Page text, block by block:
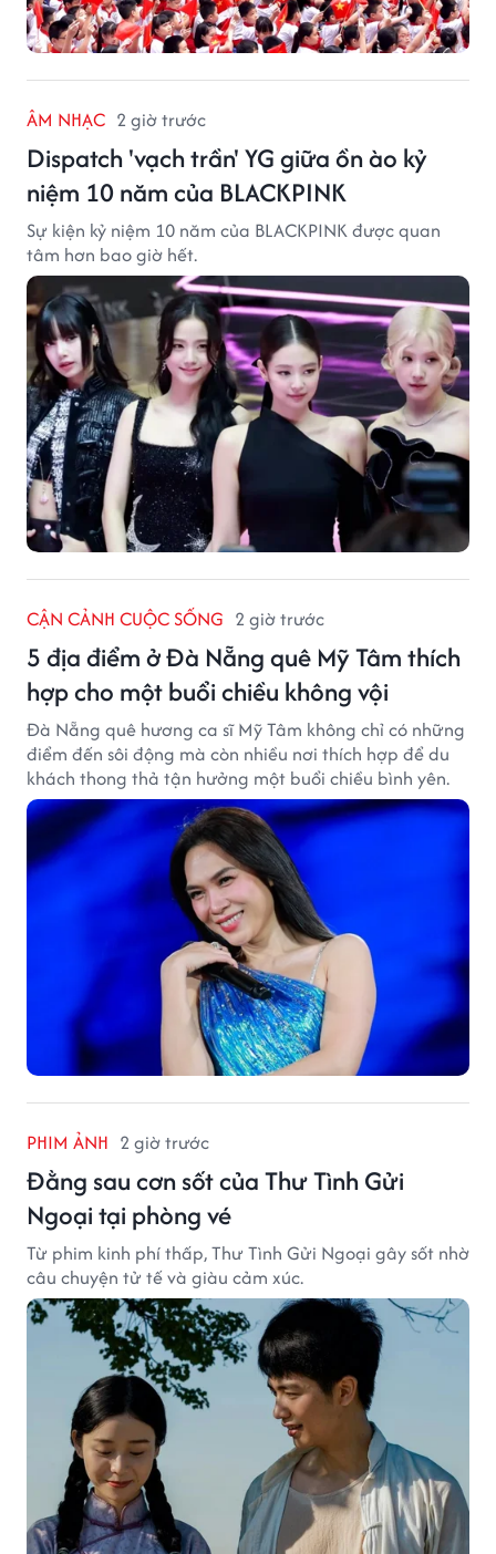
ÂM NHẠC 2 giờ trước
Dispatch 'vạch trần' YG giữa ồn ào kỷ
niệm 10 năm của BLACKPINK
Sự kiện kỷ niệm 10 năm của BLACKPINK được quan
tâm hơn bao giờ hết.
CẬN CẢNH CUỘC SỐNG 2 giờ trước
5 địa điểm ở Đà Nẵng quê Mỹ Tâm thích
hợp cho một buổi chiều không vội
Đà Nẵng quê hương ca sĩ Mỹ Tâm không chỉ có những
điểm đến sôi động mà còn nhiều nơi thích hợp để du
khách thong thả tận hưởng một buổi chiều bình yên.
PHIM ẢNH 2 giờ trước
Đằng sau cơn sốt của Thư Tình Gửi
Ngoại tại phòng vé
Từ phim kinh phí thấp, Thư Tình Gửi Ngoại gây sốt nhờ
câu chuyện tử tế và giàu cảm xúc.